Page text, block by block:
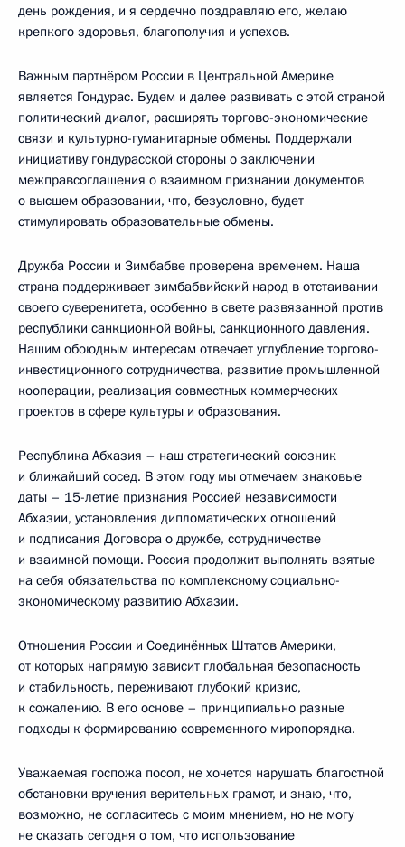
день рождения, и я сердечно поздравляю его, желаю
крепкого здоровья, благополучия и успехов.
Важным партнёром России в Центральной Америке
является Гондурас. Будем и далее развивать с этой страной
политический диалог, расширять торгово-экономические
связи и культурно-гуманитарные обмены. Поддержали
инициативу гондурасской стороны о заключении
межправсоглашения о взаимном признании документов
о высшем образовании, что, безусловно, будет
стимулировать образовательные обмены.
Дружба России и Зимбабве проверена временем. Наша
страна поддерживает зимбабвийский народ в отстаивании
своего суверенитета, особенно в свете развязанной против
республики санкционной войны, санкционного давления.
Нашим обоюдным интересам отвечает углубление торгово-
инвестиционного сотрудничества, развитие промышленной
кооперации, реализация совместных коммерческих
проектов в сфере культуры и образования.
Республика Абхазия – наш стратегический союзник
и ближайший сосед. В этом году мы отмечаем знаковые
даты – 15-летие признания Россией независимости
Абхазии, установления дипломатических отношений
и подписания Договора о дружбе, сотрудничестве
и взаимной помощи. Россия продолжит выполнять взятые
на себя обязательства по комплексному социально-
экономическому развитию Абхазии.
Отношения России и Соединённых Штатов Америки,
от которых напрямую зависит глобальная безопасность
и стабильность, переживают глубокий кризис,
к сожалению. В его основе – принципиально разные
подходы к формированию современного миропорядка.
Уважаемая госпожа посол, не хочется нарушать благостной
обстановки вручения верительных грамот, и знаю, что,
возможно, не согласитесь с моим мнением, но не могу
не сказать сегодня о том, что использование